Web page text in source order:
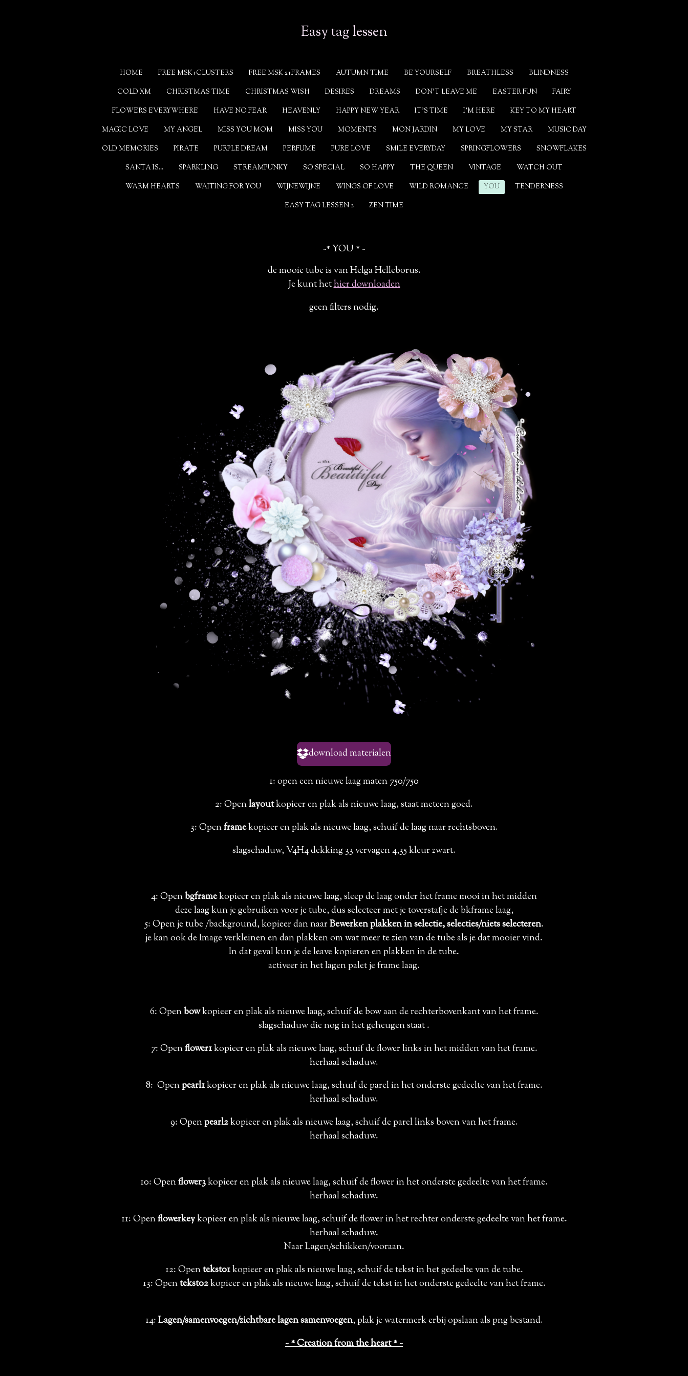
Easy tag lessen
HOME FREE MSK+CLUSTERS FREE MSK 2+FRAMES AUTUMN TIME BE YOURSELF BREATHLESS BLINDNESS
COLD XM CHRISTMAS TIME CHRISTMAS WISH DESIRES DREAMS DON'T LEAVE ME EASTER FUN FAIRY
FLOWERS EVERYWHERE HAVE NO FEAR HEAVENLY HAPPY NEW YEAR IT'S TIME I'M HERE KEY TO MY HEART
MAGIC LOVE MY ANGEL MISS YOU MOM MISS YOU MOMENTS MON JARDIN MY LOVE MY STAR MUSIC DAY
OLD MEMORIES PIRATE PURPLE DREAM PERFUME PURE LOVE SMILE EVERYDAY SPRINGFLOWERS SNOWFLAKES
SANTA IS... SPARKLING STREAMPUNKY SO SPECIAL SO HAPPY THE QUEEN VINTAGE WATCH OUT
WARM HEARTS WAITING FOR YOU WIJNEWIJNE WINGS OF LOVE WILD ROMANCE YOU TENDERNESS
EASY TAG LESSEN 2 ZEN TIME
~* YOU * ~
de mooie tube is van Helga Helleborus.
Je kunt hethier downloaden
geen filters nodig.
download materialen
1: open een nieuwe laag maten 750/750
2: Openlayoutkopieer en plak als nieuwe laag, staat meteen goed.
3: Openframekopieer en plak als nieuwe laag, schuif de laag naar rechtsboven.
slagschaduw, V4H4 dekking 33 vervagen 4,35 kleur zwart.
4: Openbgframekopieer en plak als nieuwe laag, sleep de laag onder het frame mooi in het midden
deze laag kun je gebruiken voor je tube, dus selecteer met je toverstafje de bkframe laag,
5: Open je tube /background, kopieer dan naarBewerken plakken in selectie, selecties/niets selecteren.
je kan ook de Image verkleinen en dan plakken om wat meer te zien van de tube als je dat mooier vind.
In dat geval kun je de leave kopieren en plakken in de tube.
activeer in het lagen palet je frame laag.
6: Openbowkopieer en plak als nieuwe laag, schuif de bow aan de rechterbovenkant van het frame.
slagschaduw die nog in het geheugen staat .
7: Openflower1kopieer en plak als nieuwe laag, schuif de flower links in het midden van het frame.
herhaal schaduw.
8: Openpearl1kopieer en plak als nieuwe laag, schuif de parel in het onderste gedeelte van het frame.
herhaal schaduw.
9: Openpearl2kopieer en plak als nieuwe laag, schuif de parel links boven van het frame.
herhaal schaduw.
10: Openflower3kopieer en plak als nieuwe laag, schuif de flower in het onderste gedeelte van het frame.
herhaal schaduw.
11: Openflowerkeykopieer en plak als nieuwe laag, schuif de flower in het rechter onderste gedeelte van het frame.
herhaal schaduw.
Naar Lagen/schikken/vooraan.
12: Opentekst01kopieer en plak als nieuwe laag, schuif de tekst in het gedeelte van de tube.
13: Opentekst02kopieer en plak als nieuwe laag, schuif de tekst in het onderste gedeelte van het frame.
14:Lagen/samenvoegen/zichtbare lagen samenvoegen, plak je watermerk erbij opslaan als png bestand.
~ * Creation from the heart * ~